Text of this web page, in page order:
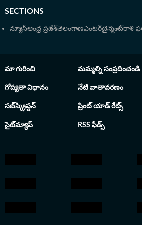
SECTIONS
న్యూస్ఆంధ్ర ప్రదేశ్తెలంగాణఎంటర్‌టైన్మెంట్రాశి
మా గురించి మమ్మల్ని సంప్రదించండి
గోప్యతా విధానం నేటి వాతావరణం
సబ్‌స్క్రిప్షన్ ప్రింట్ యాడ్ రేట్స్
సైట్‌మ్యాప్ RSS ఫీడ్స్